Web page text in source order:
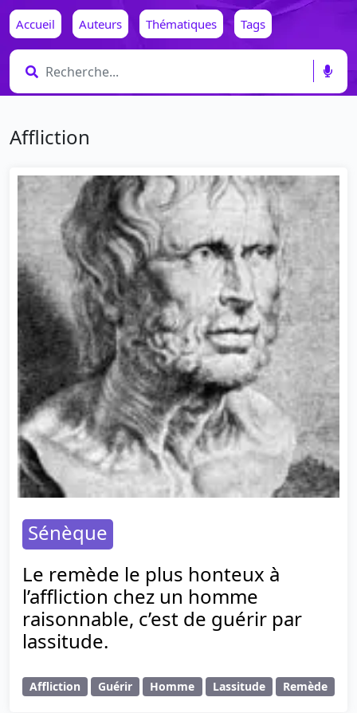
Accueil Auteurs Thématiques Tags
Affliction
Sénèque
Le remède le plus honteux à
l’affliction chez un homme
raisonnable, c’est de guérir par
lassitude.
Affliction Guérir Homme Lassitude Remède